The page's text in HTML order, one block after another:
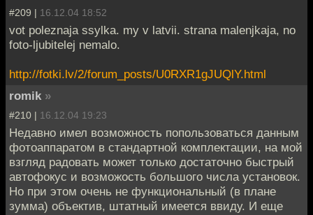
#209 | 16.12.04 18:52
vot poleznaja ssylka. my v latvii. strana malenjkaja, no
foto-ljubitelej nemalo.
http://fotki.lv/2/forum_posts/U0RXR1gJUQlY.html
romik »
#210 | 16.12.04 19:23
Недавно имел возможность попользоваться данным
фотоаппаратом в стандартной комплектации, на мой
взгляд радовать может только достаточно быстрый
автофокус и возможость большого числа установок.
Но при этом очень не функциональный (в плане
зумма) объектив, штатный имеется ввиду. И еще